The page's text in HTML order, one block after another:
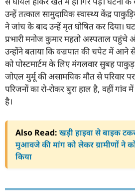
उन्हें तत्काल सामुदायिक स्वास्थ्य केंद्र
ने जांच के बाद उन्हें मृत घोषित कर दिया।
प्रभारी मनोज कुमार महतो अस्पताल पहुंचे
उन्होंने बताया कि वज्रपात की चपेट में आने
को पोस्टमार्टम के लिए मंगलवार सुबह
जोएल मुर्मू की असामयिक मौत से परिवार
परिजनों का रो-रोकर बुरा हाल है, वहीं
है।
Also Read: खड़ी हाइवा से बाइक
मुआवजे की मांग को लेकर ग्रामीणों ने
किया